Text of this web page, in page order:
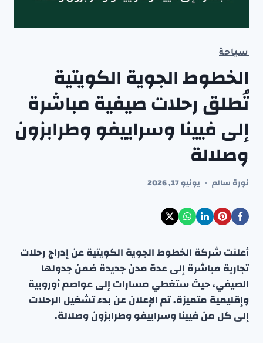
سياحة
الخطوط الجوية الكويتية
تُطلق رحلات صيفية مباشرة
إلى فيينا وسراييفو وطرابزون
وصلالة
نورة سالم يونيو 17, 2026
أعلنت شركة الخطوط الجوية الكويتية عن إدراج رحلات
تجارية مباشرة إلى عدة مدن جديدة ضمن جدولها
الصيفي، حيث ستغطي مسارات إلى عواصم أوروبية
وإقليمية متميزة. تم الإعلان عن بدء تشغيل الرحلات
إلى كل من فيينا وسراييفو وطرابزون وصلالة.